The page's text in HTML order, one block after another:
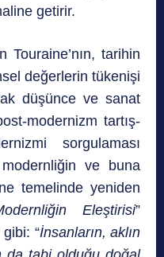
getirir.
Touraine’nın, tarihin
değerlerin tüke­nişi
düşünce ve sanat
modernizm tartış­
sorgulaması
ve buna
temelinde yeniden
Eleştirisi”
“İnsanların, aklın